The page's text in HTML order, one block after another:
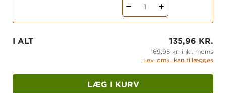
første forelskelse og - måske - det første kys.
1
I ALT 135,96 KR.
169,95 kr. inkl. moms
Lev. omk. kan tillægges
LÆG I KURV